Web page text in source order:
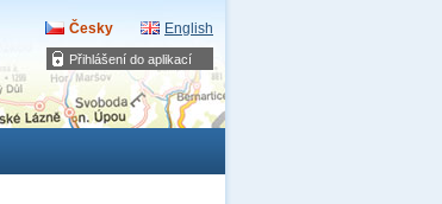
Přihlášení do aplikací
Česky English